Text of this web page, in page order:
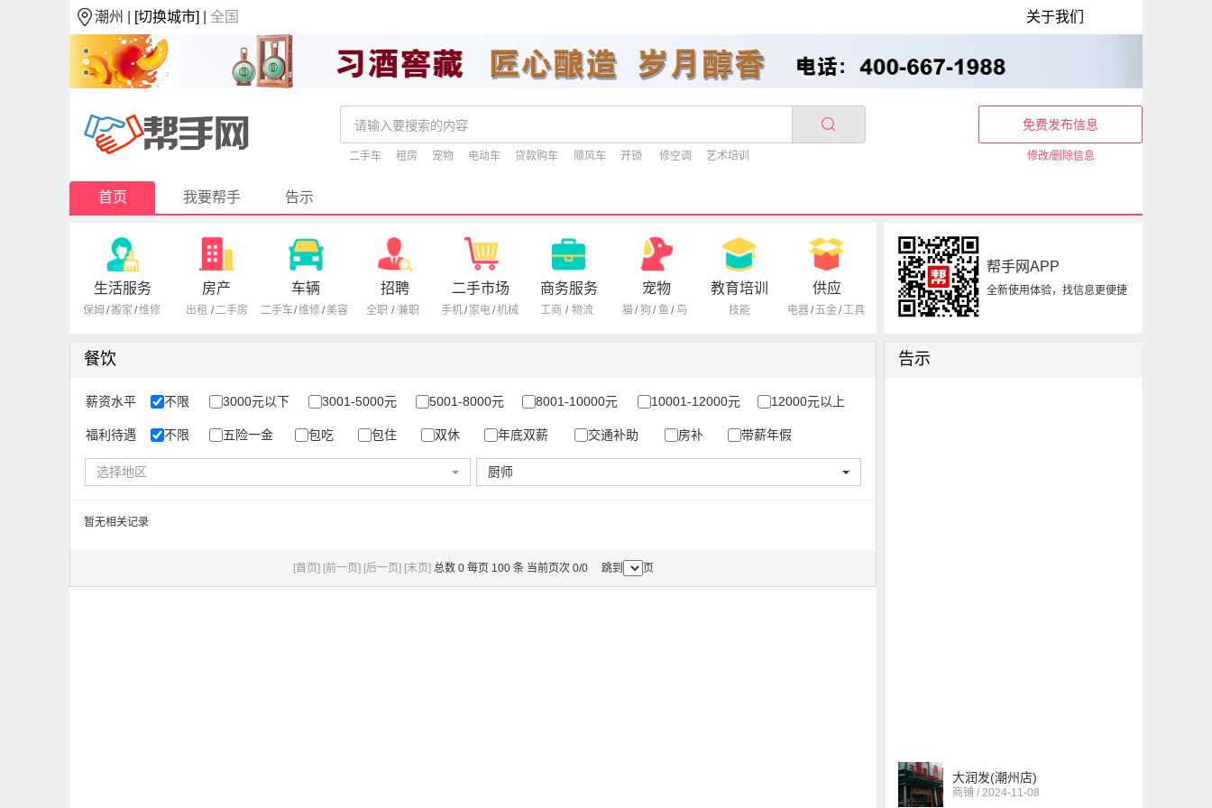
潮州 | [切换城市] |全国 关于我们
二手车 租房 宠物 电动车 贷款购车 顺风车 开锁 修空调 艺术培训
免费发布信息
修改/删除信息
首页 我要帮手 告示
生活服务
保姆/搬家 /维修
房产
出租 /二手房
车辆
二手车/维修/美容
招聘
全职 / 兼职
二手市场
手机/ 家电/机械
商务服务
工商 / 物流
宠物
猫/ 狗 / 鱼 / 鸟
教育培训
技能
供应
电器/五金/工具
帮手网APP
全新使用体验，找信息更便捷
餐饮
薪资水平 不限 3000元以下 3001-5000元 5001-8000元 8001-10000元 10001-12000元 12000元以上
福利待遇 不限 五险一金 包吃 包住 双休 年底双薪 交通补助 房补 带薪年假
选择地区 厨师
暂无相关记录
[首页] [前一页] [后一页] [末页] 总数 0 每页 100 条 当前页次 0/0 跳到 页
告示
大润发(潮州店)
商铺 / 2024-11-08